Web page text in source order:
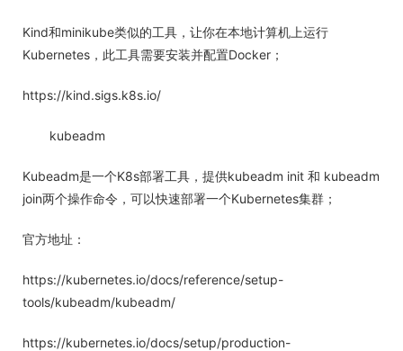
Kind和minikube类似的工具，让你在本地计算机上运行
Kubernetes，此工具需要安装并配置Docker；
https://kind.sigs.k8s.io/
kubeadm
Kubeadm是一个K8s部署工具，提供kubeadm init 和 kubeadm
join两个操作命令，可以快速部署一个Kubernetes集群；
官方地址：
https://kubernetes.io/docs/reference/setup-
tools/kubeadm/kubeadm/
https://kubernetes.io/docs/setup/production-